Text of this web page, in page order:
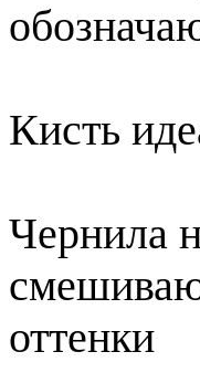
Кисть
Чернила
оттенки